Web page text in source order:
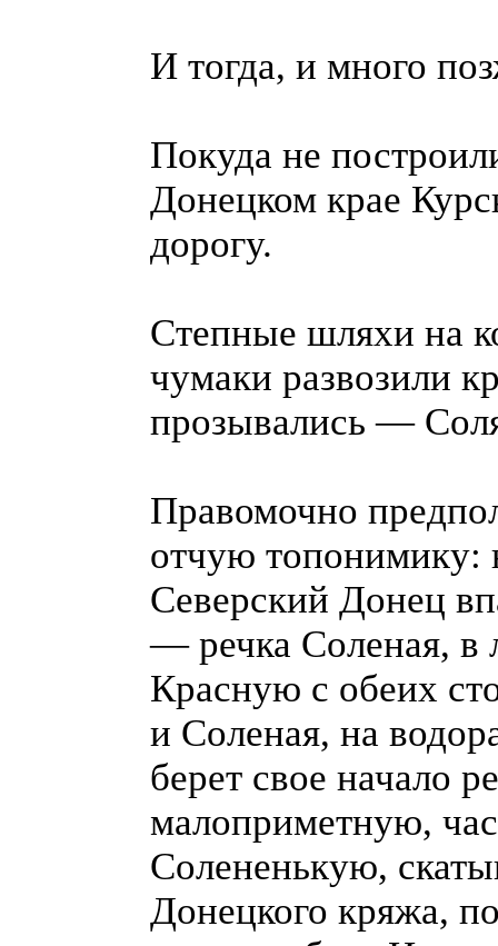
И тогда, и много
Покуда не
Донецком крае
дорогу.
Степные шляхи на
чумаки развозили
прозывались —
Правомочно
отчую топонимику:
Северский Донец
— речка Соленая, в
Красную с обеих
и Соленая, на
берет свое начало
малоприметную,
Солененькую,
Донецкого кряжа,